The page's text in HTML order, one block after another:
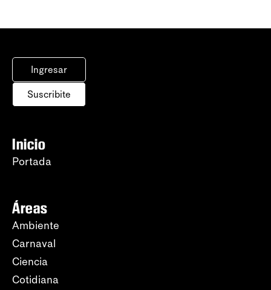
Ingresar
Suscribite
Inicio
Portada
Áreas
Ambiente
Carnaval
Ciencia
Cotidiana